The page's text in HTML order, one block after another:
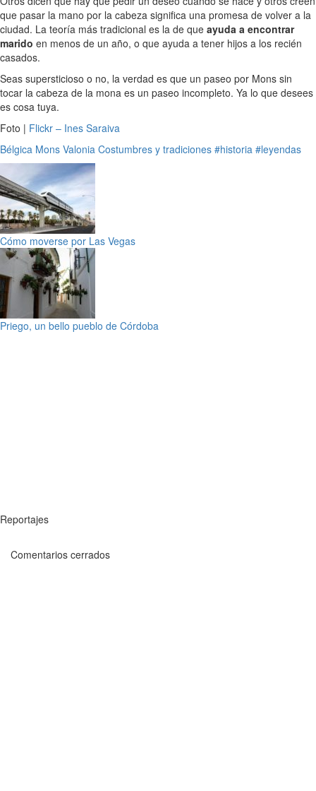
que pasar la mano por la cabeza significa una promesa de volver a la
ciudad. La teoría más tradicional es la de que ayuda a encontrar
marido en menos de un año, o que ayuda a tener hijos a los recién
casados.
Seas supersticioso o no, la verdad es que un paseo por Mons sin
tocar la cabeza de la mona es un paseo incompleto. Ya lo que desees
es cosa tuya.
Foto | Flickr – Ines Saraiva
Bélgica Mons Valonia Costumbres y tradiciones #historia #leyendas
Cómo moverse por Las Vegas
Priego, un bello pueblo de Córdoba
Reportajes
Comentarios cerrados